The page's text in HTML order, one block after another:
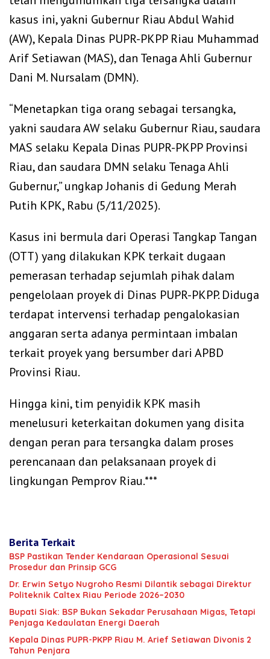
kasus ini, yakni Gubernur Riau Abdul Wahid
(AW), Kepala Dinas PUPR-PKPP Riau Muhammad
Arif Setiawan (MAS), dan Tenaga Ahli Gubernur
Dani M. Nursalam (DMN).
‎“Menetapkan tiga orang sebagai tersangka,
yakni saudara AW selaku Gubernur Riau, saudara
MAS selaku Kepala Dinas PUPR-PKPP Provinsi
Riau, dan saudara DMN selaku Tenaga Ahli
Gubernur,” ungkap Johanis di Gedung Merah
Putih KPK, Rabu (5/11/2025).
‎Kasus ini bermula dari Operasi Tangkap Tangan
(OTT) yang dilakukan KPK terkait dugaan
pemerasan terhadap sejumlah pihak dalam
pengelolaan proyek di Dinas PUPR-PKPP. Diduga
terdapat intervensi terhadap pengalokasian
anggaran serta adanya permintaan imbalan
terkait proyek yang bersumber dari APBD
Provinsi Riau.
‎Hingga kini, tim penyidik KPK masih
menelusuri keterkaitan dokumen yang disita
dengan peran para tersangka dalam proses
perencanaan dan pelaksanaan proyek di
lingkungan Pemprov Riau.***
Berita Terkait
BSP Pastikan Tender Kendaraan Operasional Sesuai
Prosedur dan Prinsip GCG
‎Dr. Erwin Setyo Nugroho Resmi Dilantik sebagai Direktur
Politeknik Caltex Riau Periode 2026–2030
Bupati Siak: BSP Bukan Sekadar Perusahaan Migas, Tetapi
Penjaga Kedaulatan Energi Daerah
Kepala Dinas PUPR-PKPP Riau M. Arief Setiawan Divonis 2
Tahun Penjara